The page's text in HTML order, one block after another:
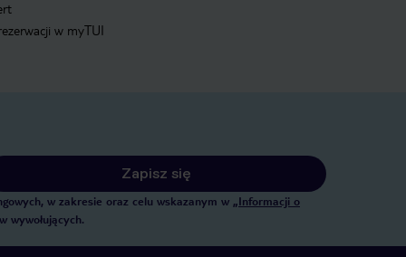
w myTUI
Zapisz się
w zakresie oraz celu wskazanym w „Informacji o
wywołujących.